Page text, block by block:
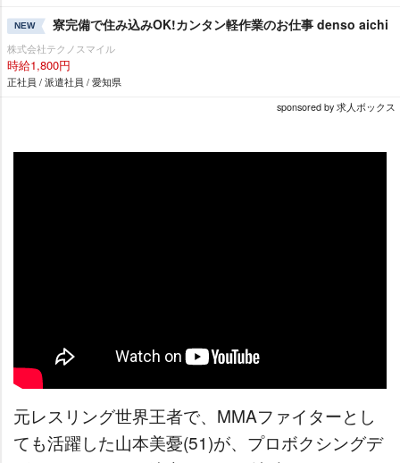
NEW 寮完備で住み込みOK!カンタン軽作業のお仕事 denso aichi
株式会社テクノスマイル
時給1,800円
正社員 / 派遣社員 / 愛知県
sponsored by 求人ボックス
元レスリング世界王者で、MMAファイターとし
ても活躍した山本美憂(51)が、プロボクシングデ